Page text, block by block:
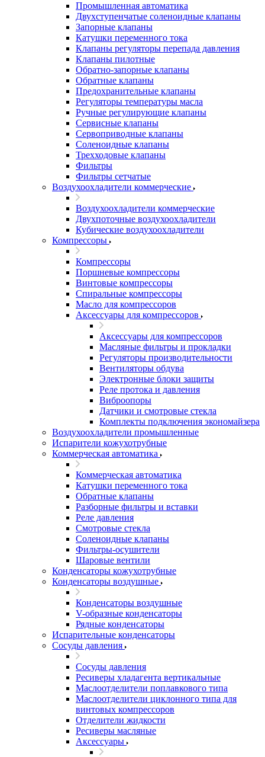
Промышленная автоматика
Двухступенчатые соленоидные клапаны
Запорные клапаны
Катушки переменного тока
Клапаны регуляторы перепада давления
Клапаны пилотные
Обратно-запорные клапаны
Обратные клапаны
Предохранительные клапаны
Регуляторы температуры масла
Ручные регулирующие клапаны
Сервисные клапаны
Сервоприводные клапаны
Соленоидные клапаны
Трехходовые клапаны
Фильтры
Фильтры сетчатые
Воздухоохладители коммерческие
Воздухоохладители коммерческие
Двухпоточные воздухоохладители
Кубические воздухоохладители
Компрессоры
Компрессоры
Поршневые компрессоры
Винтовые компрессоры
Спиральные компрессоры
Масло для компрессоров
Аксессуары для компрессоров
Аксессуары для компрессоров
Масляные фильтры и прокладки
Регуляторы производительности
Вентиляторы обдува
Электронные блоки защиты
Реле протока и давления
Виброопоры
Датчики и смотровые стекла
Комплекты подключения экономайзера
Воздухоохладители промышленные
Испарители кожухотрубные
Коммерческая автоматика
Коммерческая автоматика
Катушки переменного тока
Обратные клапаны
Разборные фильтры и вставки
Реле давления
Смотровые стекла
Соленоидные клапаны
Фильтры-осушители
Шаровые вентили
Конденсаторы кожухотрубные
Конденсаторы воздушные
Конденсаторы воздушные
V-образные конденсаторы
Рядные конденсаторы
Испарительные конденсаторы
Сосуды давления
Сосуды давления
Ресиверы хладагента вертикальные
Маслоотделители поплавкового типа
Маслоотделители циклонного типа для
винтовых компрессоров
Отделители жидкости
Ресиверы масляные
Аксессуары